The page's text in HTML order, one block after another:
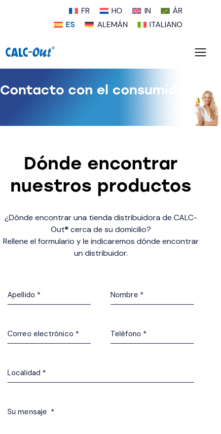
FR HO IN
ÁR
ES
ALEMÁN ITALIANO
Contacto con el consumidor
Dónde encontrar
nuestros productos
¿Dónde encontrar una tienda distribuidora de CALC-
Out® cerca de su domicilio?
Rellene el formulario y le indicaremos dónde encontrar
un distribuidor.